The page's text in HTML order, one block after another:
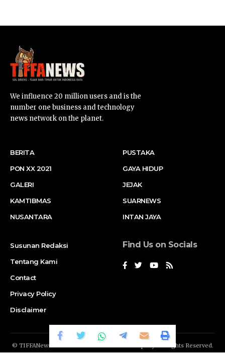
We influence 20 million users and is the
number one business and technology
news network on the planet.
BERITA
PON XX 2021
GALERI
KAMTIBMAS
NUSANTARA
PUSTAKA
GAYA HIDUP
JEJAK
SUARNEWS
INTAN JAYA
Susunan Redaksi
Tentang Kami
Contact
Privacy Policy
Disclaimer
Find Us on Socials
© TIFFANews Network. RAKA
Company. All Rights Reserved.
Suar News